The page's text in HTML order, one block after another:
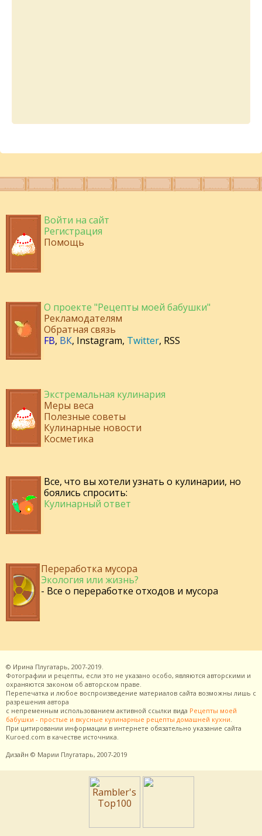
Войти на сайт
Регистрация
Помощь
О проекте "Рецепты моей бабушки"
Рекламодателям
Обратная связь
FB, ВК, Instagram, Twitter, RSS
Экстремальная кулинария
Меры веса
Полезные советы
Кулинарные новости
Косметика
Все, что вы хотели узнать о кулинарии, но
боялись спросить:
Кулинарный ответ
Переработка мусора
Экология или жизнь?
- Все о переработке отходов и мусора
© Ирина Плугатарь, 2007-2019.
Фотографии и рецепты, если это не указано особо, являются авторскими и
охраняются законом об авторском праве.
Перепечатка и любое воспроизведение материалов сайта возможны лишь с
разрешения автора
с непременным использованием активной ссылки вида Рецепты моей
бабушки - простые и вкусные кулинарные рецепты домашней кухни
При цитировании информации в интернете обязательно указание сайта
Kuroed.com в качестве источника.
Дизайн © Марии Плугатарь, 2007-2019